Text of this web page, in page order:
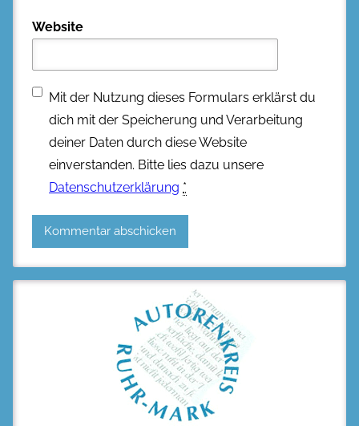
Website
Mit der Nutzung dieses Formulars erklärst du
dich mit der Speicherung und Verarbeitung
deiner Daten durch diese Website
einverstanden. Bitte lies dazu unsere
Datenschutzerklärung *